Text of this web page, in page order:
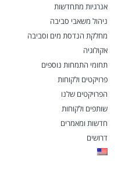
אנרגיות מתחדשות
ניהול משאבי סביבה
מחלקת הנדסת מים וסביבה
אקולוגיה
תחומי התמחות נוספים
פרויקטים ולקוחות
הפרויקטים שלנו
שותפים ולקוחות
חדשות ומאמרים
דרושים